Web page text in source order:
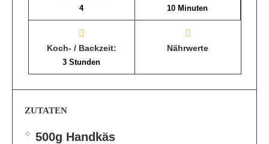
4 10 Minuten
Koch- / Backzeit:
3 Stunden
Nährwerte
ZUTATEN
500g Handkäs